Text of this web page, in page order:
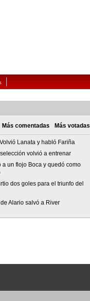
Más comentadas Más votadas
Volvió Lanata y habló Fariña
volvió a entrenar
a un flojo Boca y quedó como
dos goles para el triunfo del
Alario salvó a River